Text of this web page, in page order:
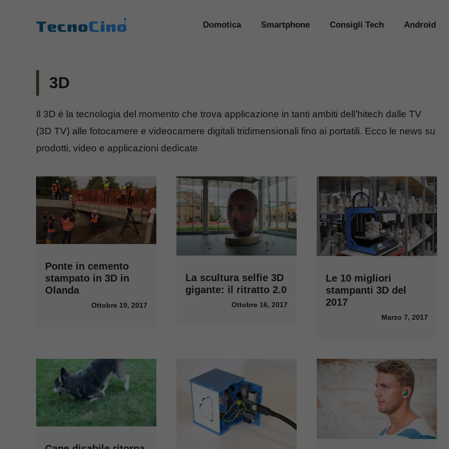
Domotica Smartphone Consigli Tech Android
3D
Il 3D è la tecnologia del momento che trova applicazione in tanti ambiti dell’hitech dalle TV
(3D TV) alle fotocamere e videocamere digitali tridimensionali fino ai portatili. Ecco le news su
prodotti, video e applicazioni dedicate
Ponte in cemento
stampato in 3D in
Olanda
Ottobre 19, 2017
La scultura selfie 3D
gigante: il ritratto 2.0
Ottobre 16, 2017
Le 10 migliori
stampanti 3D del
2017
Marzo 7, 2017